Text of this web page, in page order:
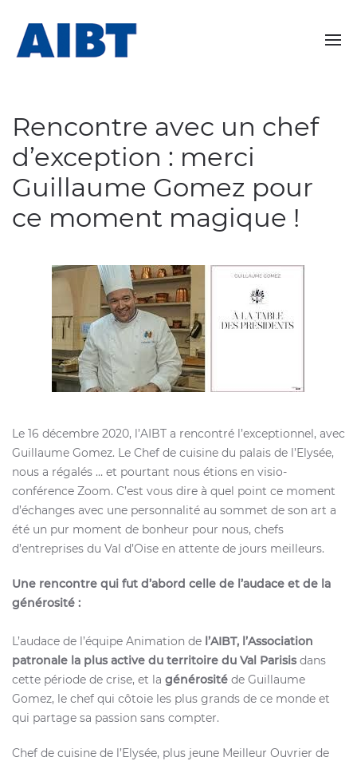
Rencontre avec un chef
d’exception : merci
Guillaume Gomez pour
ce moment magique !
Le 16 décembre 2020, l’AIBT a rencontré l’exceptionnel, avec
Guillaume Gomez. Le Chef de cuisine du palais de l’Elysée,
nous a régalés … et pourtant nous étions en visio-
conférence Zoom. C’est vous dire à quel point ce moment
d’échanges avec une personnalité au sommet de son art a
été un pur moment de bonheur pour nous, chefs
d’entreprises du Val d’Oise en attente de jours meilleurs.
Une rencontre qui fut d’abord celle de l’audace et de la
générosité :
L’audace de l’équipe Animation de l’AIBT, l’Association
patronale la plus active du territoire du Val Parisis dans
cette période de crise, et la générosité de Guillaume
Gomez, le chef qui côtoie les plus grands de ce monde et
qui partage sa passion sans compter.
Chef de cuisine de l’Elysée, plus jeune Meilleur Ouvrier de